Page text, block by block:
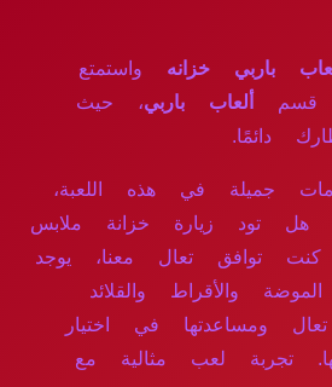
باربي خزانه واستمتع
قسم
ألعاب باربي، حيث
دائمًا.
جميلة في هذه اللعبة،
هل تود زيارة خزانة ملابس
كنت توافق تعال معنا، يوجد
والأقراط والقلائد
تعال ومساعدتها في اختيار
تجربة لعب مثالية مع